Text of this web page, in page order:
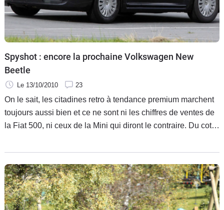
Spyshot : encore la prochaine Volkswagen New
Beetle
Le 13/10/2010 23
On le sait, les citadines retro à tendance premium marchent
toujours aussi bien et ce ne sont ni les chiffres de ventes de
la Fiat 500, ni ceux de la Mini qui diront le contraire. Du coté
après une New Beetle première mouture à la carrière en
demi-teinte. La remplaçante vient à nouveau de se faire
surprendre.